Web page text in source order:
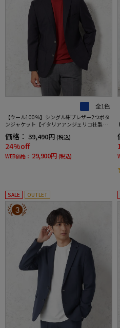
全1色
【ウール100％】シングル紺ブレザー2つボタ
ンジャケット【イタリアアンジェリコ社製生
地】ネイビー無地リッケンバッカー通年
価格： 39,490円 (税込)
24%off
WEB価格： 29,900円 (税込)
SALE OUTLET
3